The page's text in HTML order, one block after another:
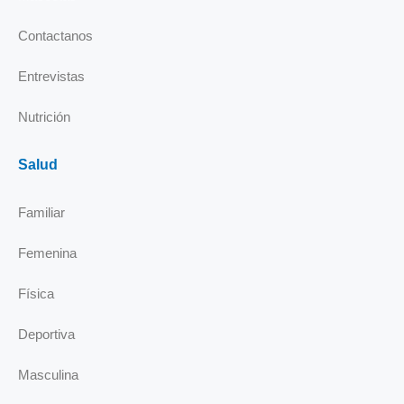
Contactanos
Entrevistas
Nutrición
Salud
Familiar
Femenina
Física
Deportiva
Masculina